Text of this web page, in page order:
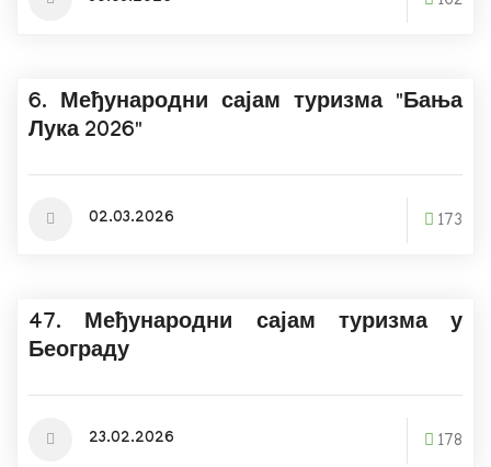
6. Међународни сајам туризма "Бања
Лука 2026"
02.03.2026 173
47. Међународни сајам туризма у
Београду
23.02.2026 178